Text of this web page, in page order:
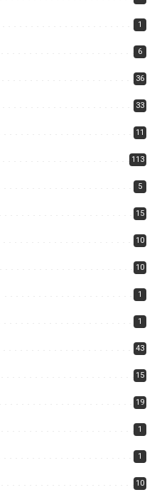
1
6
36
33
11
113
5
15
10
10
1
1
43
15
19
1
1
10